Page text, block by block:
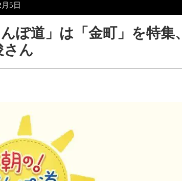
5日
ぽ道」は「金町」を特集、
さん